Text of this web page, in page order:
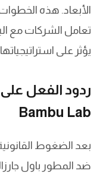
الأبعاد. هذه
تعامل الشركات مع
يؤثر على
ردود الفعل على
Bambu Lab
ضد المطور باول